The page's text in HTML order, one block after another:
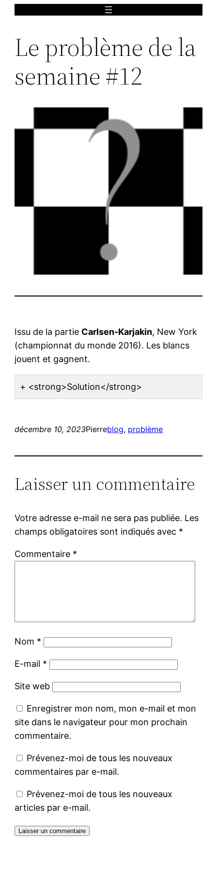
contenu
Le problème de la
semaine #12
Issu de la partie Carlsen-Karjakin, New York
(championnat du monde 2016). Les blancs
jouent et gagnent.
<strong>Solution</strong>
décembre 10, 2023Pierreblog, problème
Laisser un commentaire
Votre adresse e-mail ne sera pas publiée. Les
champs obligatoires sont indiqués avec *
Commentaire *
Nom *
E-mail *
Site web
Enregistrer mon nom, mon e-mail et mon
site dans le navigateur pour mon prochain
commentaire.
Prévenez-moi de tous les nouveaux
commentaires par e-mail.
Prévenez-moi de tous les nouveaux
articles par e-mail.